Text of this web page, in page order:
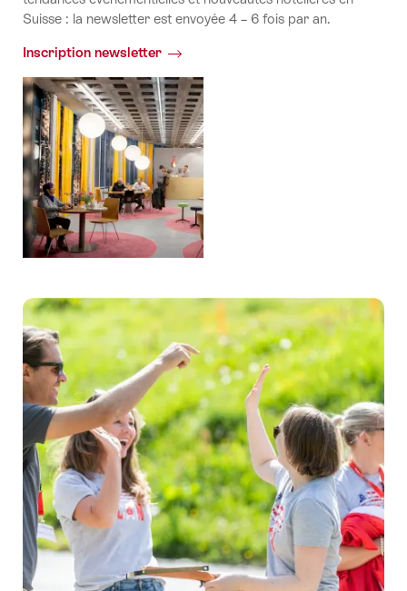
Suisse : la newsletter est envoyée 4 – 6 fois par an.
Inscription newsletter